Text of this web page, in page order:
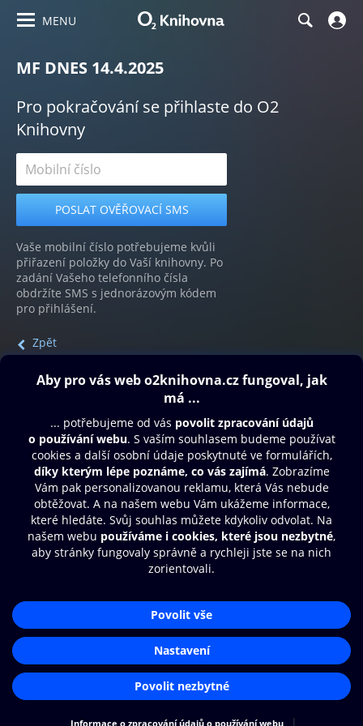
MENU
MF DNES 14.4.2025
Pro pokračování se přihlaste do O2
Knihovny
Vaše mobilní číslo potřebujeme kvůli
přiřazení položky do Vaší knihovny. Po
zadání Vašeho telefonního čísla
obdržíte SMS s jednorázovým kódem
pro přihlášení.
Zpět
Obsah ke stažení
Moje O2 Knihovna
Další zábava
© O2 Czech Republic a.s.
Přístupnost
Zásady zpracování osobních údajů
Nastavení cookies
Aplikace O2 Knihovna
Čti a poslouchej své e-knihy a
audioknihy rychleji a pohodlněji.